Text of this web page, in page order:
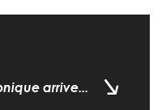
arrive...